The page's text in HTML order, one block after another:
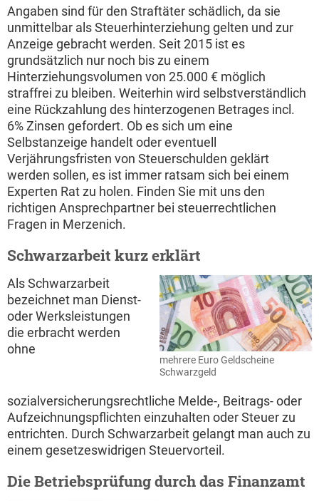
Angaben sind für den Straftäter schädlich, da sie
unmittelbar als Steuerhinterziehung gelten und zur
Anzeige gebracht werden. Seit 2015 ist es
grundsätzlich nur noch bis zu einem
Hinterziehungsvolumen von 25.000 € möglich
straffrei zu bleiben. Weiterhin wird selbstverständlich
eine Rückzahlung des hinterzogenen Betrages incl.
6% Zinsen gefordert. Ob es sich um eine
Selbstanzeige handelt oder eventuell
Verjährungsfristen von Steuerschulden geklärt
werden sollen, es ist immer ratsam sich bei einem
Experten Rat zu holen. Finden Sie mit uns den
richtigen Ansprechpartner bei steuerrechtlichen
Fragen in Merzenich.
Schwarzarbeit kurz erklärt
mehrere Euro Geldscheine
Schwarzgeld
Als Schwarzarbeit
bezeichnet man Dienst-
oder Werksleistungen
die erbracht werden
ohne
sozialversicherungsrechtliche Melde-, Beitrags- oder
Aufzeichnungspflichten einzuhalten oder Steuer zu
entrichten. Durch Schwarzarbeit gelangt man auch zu
einem gesetzeswidrigen Steuervorteil.
Die Betriebsprüfung durch das Finanzamt